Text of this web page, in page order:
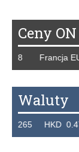
Ceny ON
Francja EUR
Waluty
HKD